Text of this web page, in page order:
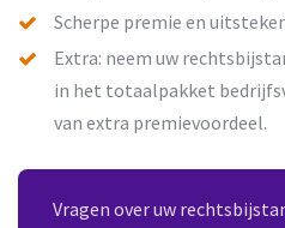
Scherpe premie en
Extra: neem uw
in het totaalpakket
van extra premievoordeel.
Vragen over uw